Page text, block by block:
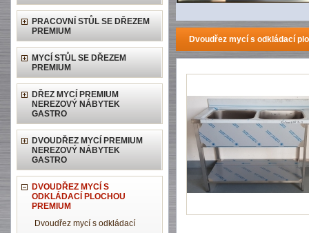
PRACOVNÍ STŮL SE DŘEZEM
PREMIUM
MYCÍ STŮL SE DŘEZEM
PREMIUM
DŘEZ MYCÍ PREMIUM
NEREZOVÝ NÁBYTEK
GASTRO
DVOUDŘEZ MYCÍ PREMIUM
NEREZOVÝ NÁBYTEK
GASTRO
DVOUDŘEZ MYCÍ S
ODKLÁDACÍ PLOCHOU
PREMIUM
Dvoudřez mycí s odkládací
Dvoudřez mycí s odkládací